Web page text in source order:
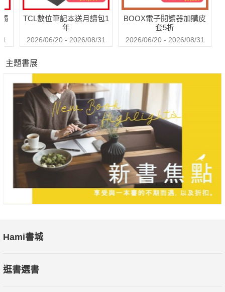
TCL數位筆記本送月讀包1
年
2026/06/20 - 2026/08/31
BOOX電子閱讀器加購皮
套5折
2026/06/20 - 2026/08/31
主題書展
Hami書城
逛書選書